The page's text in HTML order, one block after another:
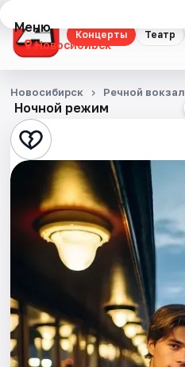
Концерты Театр
Меню
Новосибирск
Концерты
Театр
Стендап
Выставки
Квесты
Экскурсии
Спорт
События
Ночной режим
Новосибирск Речной вокзал